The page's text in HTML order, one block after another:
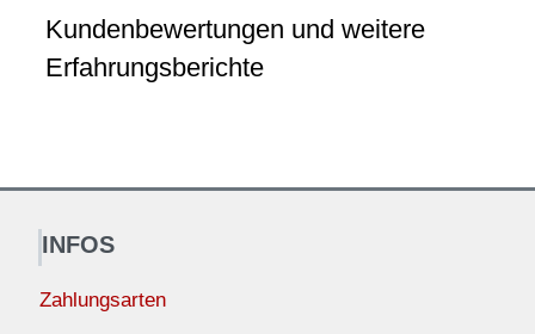
Kundenbewertungen und weitere
Erfahrungsberichte
INFOS
Zahlungsarten